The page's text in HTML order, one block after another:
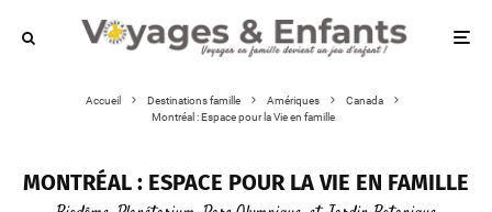
Accueil Destinations famille Amériques
Canada
Montréal : Espace pour la Vie en famille
MONTRÉAL : ESPACE POUR LA VIE EN FAMILLE